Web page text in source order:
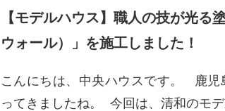
【モデルハウス】職人の技が光る
ウォール）」を施工しました！
こんにちは、中央ハウスです。 鹿児
ってきましたね。 今回は、清和のモ